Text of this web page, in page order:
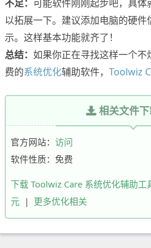
不足： 可能软件刚刚起步吧，具
以拓展一下。建议添加电脑的硬
示。这样基本功能就齐了！
总结： 如果你正在寻找这样一个
费的系统优化辅助软件， Toolwiz
相关文件
官方网站： 访问
软件性质：免费
下载 Toolwiz Care 系统优化辅助工
元 | 更多优化相关